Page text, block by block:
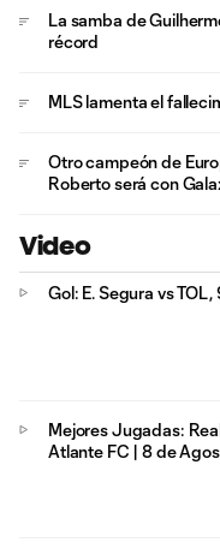
La samba de
récord
MLS lamenta el
Otro campeón de
Roberto será con
Video
Gol: E. Segura vs TOL,
Mejores Jugadas:
Atlante FC | 8 de